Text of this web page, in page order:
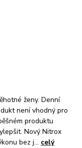
ženy. Denní
není vhodný pro
produktu
Nový Nitrox
bez j... celý